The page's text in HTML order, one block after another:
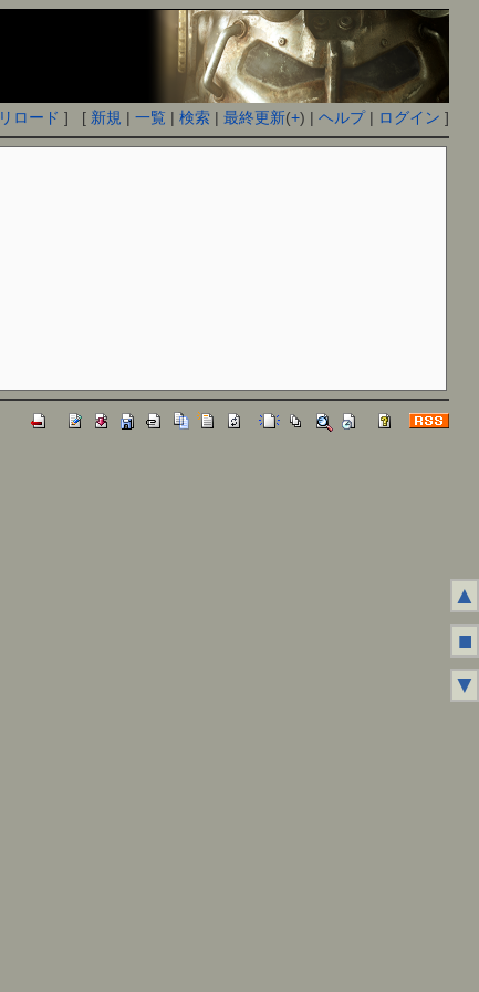
リロード ] [ 新規 |一覧 |検索 |最終更新(+) |ヘルプ| ログイン ]
▲
■
▼